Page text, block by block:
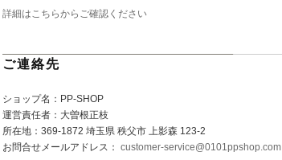
詳細はこちらからご確認ください
ご連絡先
ショップ名：PP-SHOP
運営責任者：大曽根正枝
所在地：369-1872 埼玉県 秩父市 上影森 123-2
お問合せメールアドレス：customer-service@0101ppshop.com